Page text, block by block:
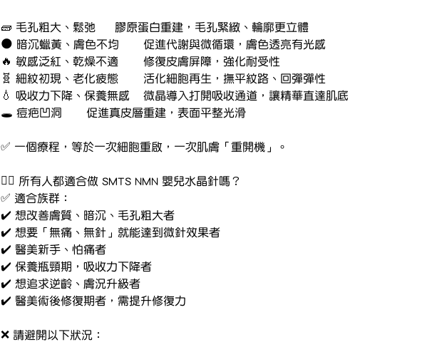
🧱 毛孔粗大、鬆弛	膠原蛋白重建，毛孔緊緻、輪廓更立體
🌑 暗沉蠟黃、膚色不均	促進代謝與微循環，膚色透亮有光感
🔥 敏感泛紅、乾燥不適	修復皮膚屏障，強化耐受性
🧬 細紋初現、老化疲態	活化細胞再生，撫平紋路、回彈彈性
💧 吸收力下降、保養無感	微晶導入打開吸收通道，讓精華直達肌底
🕳️ 痘疤凹洞	促進真皮層重建，表面平整光滑
✅ 一個療程，等於一次細胞重啟，一次肌膚「重開機」。
👩‍⚕️ 所有人都適合做 SMTS NMN 嬰兒水晶針嗎？
✅ 適合族群：
✔️ 想改善膚質、暗沉、毛孔粗大者
✔️ 想要「無痛、無針」就能達到微針效果者
✔️ 醫美新手、怕痛者
✔️ 保養瓶頸期，吸收力下降者
✔️ 想追求逆齡、膚況升級者
✔️ 醫美術後修復期者，需提升修復力
❌ 請避開以下狀況：